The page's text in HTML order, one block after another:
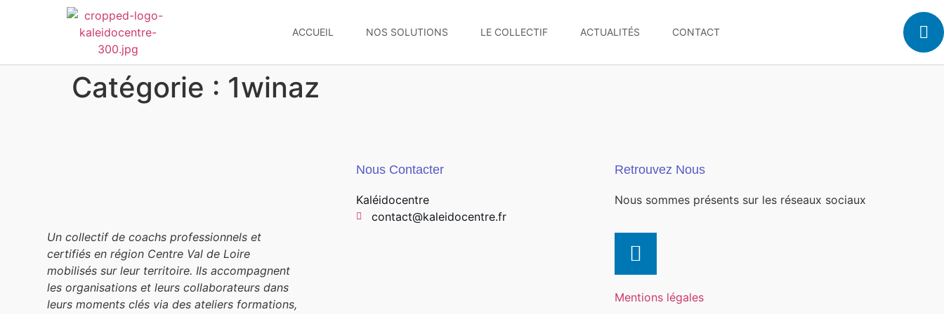
ACCUEIL NOS SOLUTIONS LE COLLECTIF ACTUALITÉS CONTACT
Catégorie : 1winaz
Un collectif de coachs professionnels et
certifiés en région Centre Val de Loire
mobilisés sur leur territoire. Ils accompagnent
les organisations et leurs collaborateurs dans
leurs moments clés via des ateliers formations,
Nous Contacter
Kaléidocentre
contact@kaleidocentre.fr
Retrouvez Nous
Nous sommes présents sur les réseaux sociaux
Mentions légales